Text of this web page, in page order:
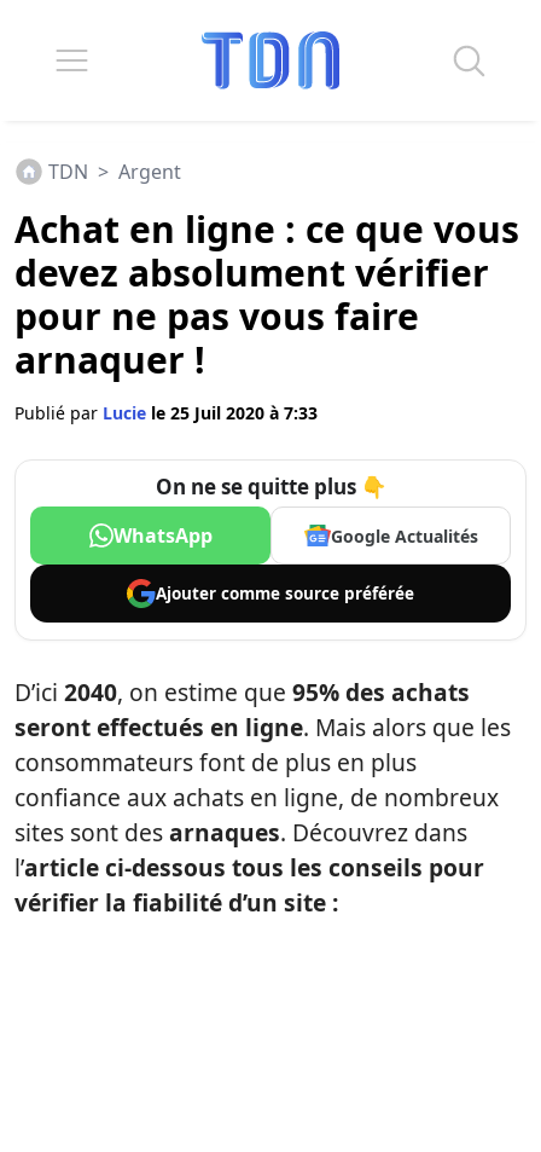
TDN > Argent
Achat en ligne : ce que vous
devez absolument vérifier
pour ne pas vous faire
arnaquer !
Publié par Lucie le 25 Juil 2020 à 7:33
On ne se quitte plus 👇
WhatsApp Google Actualités
Ajouter comme source préférée
D’ici 2040, on estime que 95% des achats
seront effectués en ligne. Mais alors que les
consommateurs font de plus en plus
confiance aux achats en ligne, de nombreux
sites sont desarnaques. Découvrez dans
l’article ci-dessous tous les conseils pour
vérifier la fiabilité d’un site :